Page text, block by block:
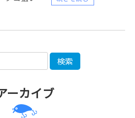
ーカイブ